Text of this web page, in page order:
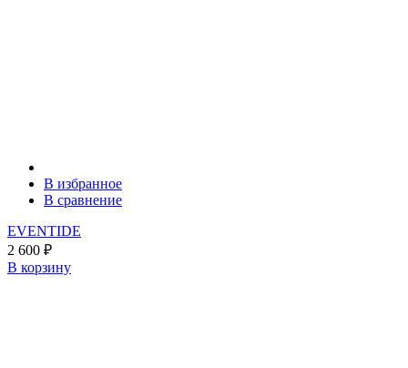
В избранное
В сравнение
EVENTIDE
2 600 ₽
В корзину